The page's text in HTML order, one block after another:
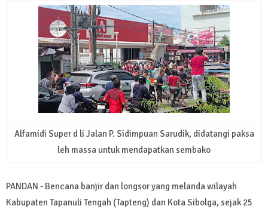
Alfamidi Super d li Jalan P. Sidimpuan Sarudik, didatangi paksa
leh massa untuk mendapatkan sembako
PANDAN - Bencana banjir dan longsor yang melanda wilayah
Kabupaten Tapanuli Tengah (Tapteng) dan Kota Sibolga, sejak 25